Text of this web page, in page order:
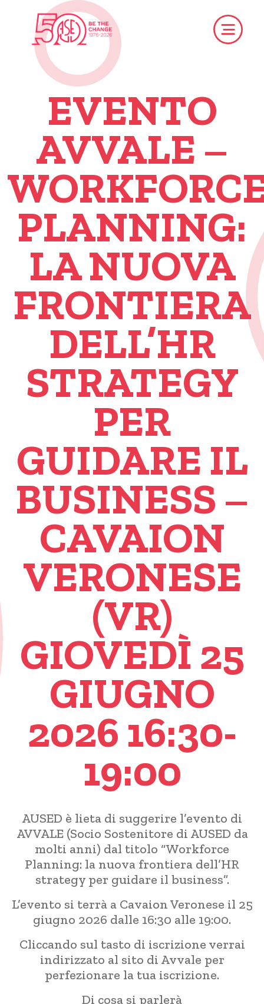
EVENTO
AVVALE –
PLANNING:
LA NUOVA
FRONTIERA
DELL’HR
STRATEGY
PER
GUIDARE IL
BUSINESS –
CAVAION
VERONESE
(VR)
GIOVEDÌ 25
GIUGNO
2026 16:30-
19:00
AUSED è lieta di suggerire l’evento di
AVVALE (Socio Sostenitore di AUSED da
molti anni) dal titolo “Workforce
Planning: la nuova frontiera dell’HR
strategy per guidare il business”.
L’evento si terrà a Cavaion Veronese il 25
giugno 2026 dalle 16:30 alle 19:00.
Cliccando sul tasto di iscrizione verrai
indirizzato al sito di Avvale per
perfezionare la tua iscrizione.
Di cosa si parlerà